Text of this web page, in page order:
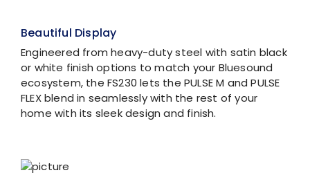
Beautiful Display
Engineered from heavy-duty steel with satin black
or white finish options to match your Bluesound
ecosystem, the FS230 lets the PULSE M and PULSE
FLEX blend in seamlessly with the rest of your
home with its sleek design and finish.